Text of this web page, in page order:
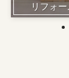
リフォ